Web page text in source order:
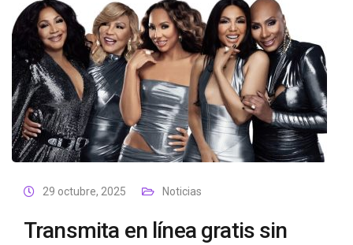
29 octubre, 2025 Noticias
Transmita en línea gratis sin